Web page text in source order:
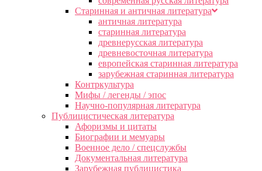
Старинная и античная литература
античная литература
старинная литература
древнерусская литература
древневосточная литература
европейская старинная литература
зарубежная старинная литература
Контркультура
Мифы / легенды / эпос
Научно-популярная литература
Публицистическая литература
Афоризмы и цитаты
Биографии и мемуары
Военное дело / спецслужбы
Документальная литература
Зарубежная публицистика